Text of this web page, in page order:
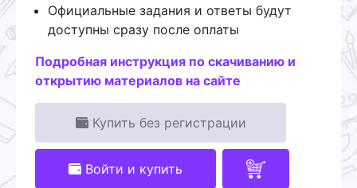
Официальные задания и ответы будут
доступны сразу после оплаты
Подробная инструкция по скачиванию и
открытию материалов на сайте
Купить без регистрации
Войти и купить